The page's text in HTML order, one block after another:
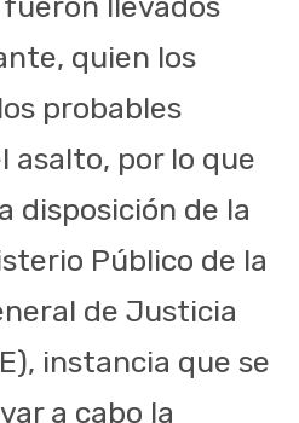
llevados
quien los
probables
asalto, por lo que
disposición de la
Público de la
de Justicia
instancia que se
a cabo la